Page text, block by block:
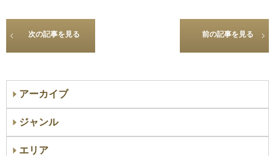
次の記事を見る 前の記事を見る
アーカイブ
ジャンル
エリア